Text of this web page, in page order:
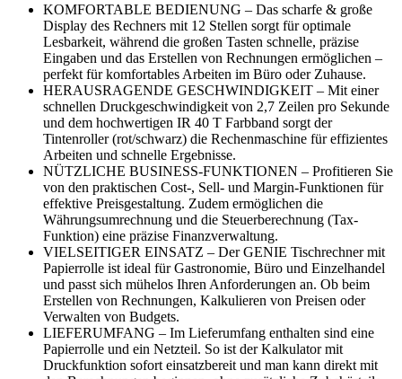
KOMFORTABLE BEDIENUNG – Das scharfe & große
Display des Rechners mit 12 Stellen sorgt für optimale
Lesbarkeit, während die großen Tasten schnelle, präzise
Eingaben und das Erstellen von Rechnungen ermöglichen –
perfekt für komfortables Arbeiten im Büro oder Zuhause.
HERAUSRAGENDE GESCHWINDIGKEIT – Mit einer
schnellen Druckgeschwindigkeit von 2,7 Zeilen pro Sekunde
und dem hochwertigen IR 40 T Farbband sorgt der
Tintenroller (rot/schwarz) die Rechenmaschine für effizientes
Arbeiten und schnelle Ergebnisse.
NÜTZLICHE BUSINESS-FUNKTIONEN – Profitieren Sie
von den praktischen Cost-, Sell- und Margin-Funktionen für
effektive Preisgestaltung. Zudem ermöglichen die
Währungsumrechnung und die Steuerberechnung (Tax-
Funktion) eine präzise Finanzverwaltung.
VIELSEITIGER EINSATZ – Der GENIE Tischrechner mit
Papierrolle ist ideal für Gastronomie, Büro und Einzelhandel
und passt sich mühelos Ihren Anforderungen an. Ob beim
Erstellen von Rechnungen, Kalkulieren von Preisen oder
Verwalten von Budgets.
LIEFERUMFANG – Im Lieferumfang enthalten sind eine
Papierrolle und ein Netzteil. So ist der Kalkulator mit
Druckfunktion sofort einsatzbereit und man kann direkt mit